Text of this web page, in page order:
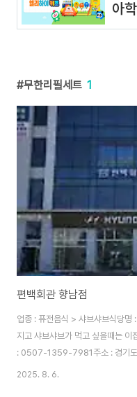
무한리필세트 1
편백회관 향남점
업종 : 퓨전음식 > 샤브샤브식당명
지고 샤브샤브가 먹고 싶을때는 이
: 0507-1359-7981주소 : 경기도
(36개월~7세) : 7,900원어린이(
2025. 8. 6.